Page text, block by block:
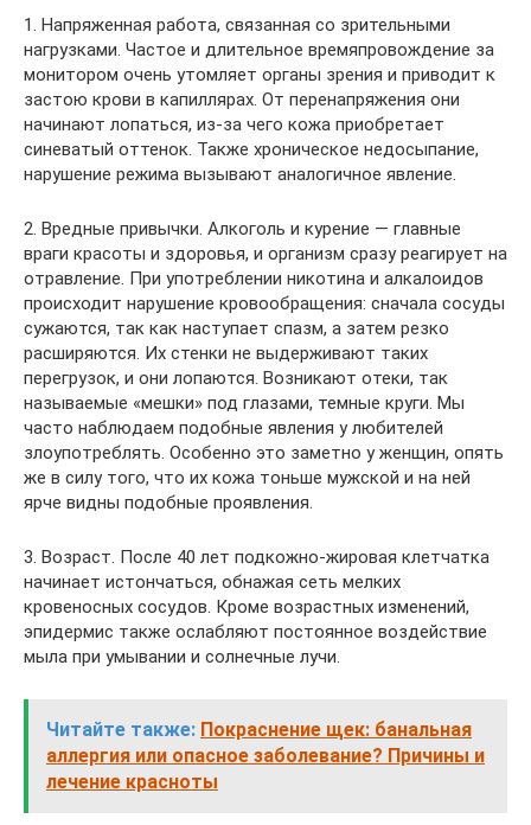
1. Напряженная работа, связанная со зрительными
нагрузками. Частое и длительное времяпровождение за
монитором очень утомляет органы зрения и приводит к
застою крови в капиллярах. От перенапряжения они
начинают лопаться, из-за чего кожа приобретает
синеватый оттенок. Также хроническое недосыпание,
нарушение режима вызывают аналогичное явление.
2. Вредные привычки. Алкоголь и курение — главные
враги красоты и здоровья, и организм сразу реагирует на
отравление. При употреблении никотина и алкалоидов
происходит нарушение кровообращения: сначала сосуды
сужаются, так как наступает спазм, а затем резко
расширяются. Их стенки не выдерживают таких
перегрузок, и они лопаются. Возникают отеки, так
называемые «мешки» под глазами, темные круги. Мы
часто наблюдаем подобные явления у любителей
злоупотреблять. Особенно это заметно у женщин, опять
же в силу того, что их кожа тоньше мужской и на ней
ярче видны подобные проявления.
3. Возраст. После 40 лет подкожно-жировая клетчатка
начинает истончаться, обнажая сеть мелких
кровеносных сосудов. Кроме возрастных изменений,
эпидермис также ослабляют постоянное воздействие
мыла при умывании и солнечные лучи.
Читайте также: Покраснение щек: банальная
аллергия или опасное заболевание? Причины и
лечение красноты